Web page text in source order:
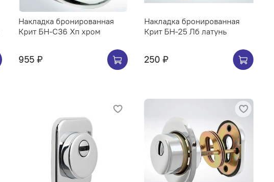
Накладка бронированная
Крит БН-С36 Хп хром
955 ₽
Накладка бронированная
Крит БН-25 Лб латунь
250 ₽